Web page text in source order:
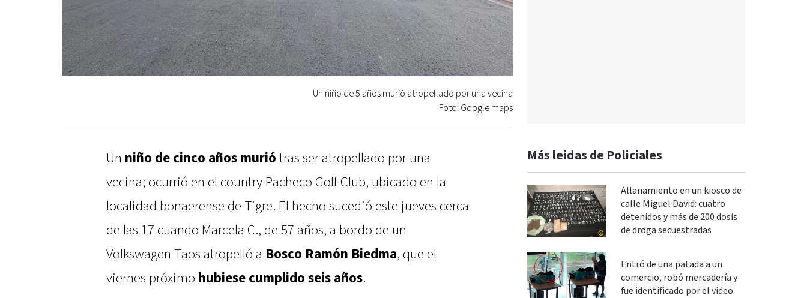
Un niño de 5 años murió atropellado por una vecina
Foto: Google maps
Un niño de cinco años murió tras ser atropellado por una
vecina; ocurrió en el country Pacheco Golf Club, ubicado en la
localidad bonaerense de Tigre. El hecho sucedió este jueves cerca
de las 17 cuando Marcela C., de 57 años, a bordo de un
Volkswagen Taos atropelló a Bosco Ramón Biedma, que el
viernes próximo hubiese cumplido seis años.
Más leidas de Policiales
Allanamiento en un kiosco de
calle Miguel David: cuatro
detenidos y más de 200 dosis
de droga secuestradas
Entró de una patada a un
comercio, robó mercadería y
fue identificado por el video